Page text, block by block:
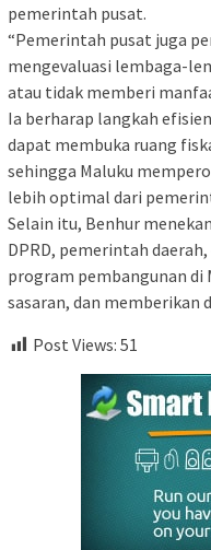
pemerintah pusat.
“Pemerintah pusat juga
mengevaluasi lembaga-
atau tidak memberi
Ia berharap langkah
dapat membuka ruang
sehingga Maluku
lebih optimal dari
Selain itu, Benhur
DPRD, pemerintah
program pembangunan
sasaran, dan memberikan
Post Views: 51